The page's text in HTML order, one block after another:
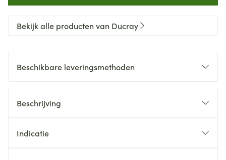
Bekijk alle producten van Ducray
Beschikbare leveringsmethoden
Beschrijving
Indicatie